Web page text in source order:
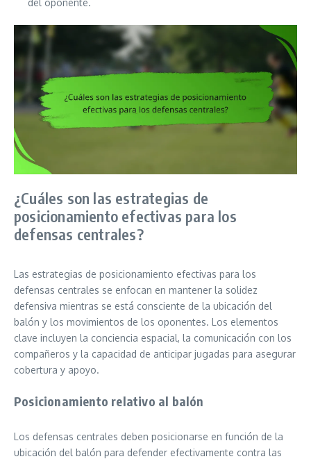
del oponente.
¿Cuáles son las estrategias de
posicionamiento efectivas para los
defensas centrales?
Las estrategias de posicionamiento efectivas para los
defensas centrales se enfocan en mantener la solidez
defensiva mientras se está consciente de la ubicación del
balón y los movimientos de los oponentes. Los elementos
clave incluyen la conciencia espacial, la comunicación con los
compañeros y la capacidad de anticipar jugadas para asegurar
cobertura y apoyo.
Posicionamiento relativo al balón
Los defensas centrales deben posicionarse en función de la
ubicación del balón para defender efectivamente contra las